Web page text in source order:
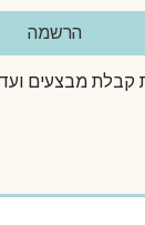
מבצעים
הרשמה